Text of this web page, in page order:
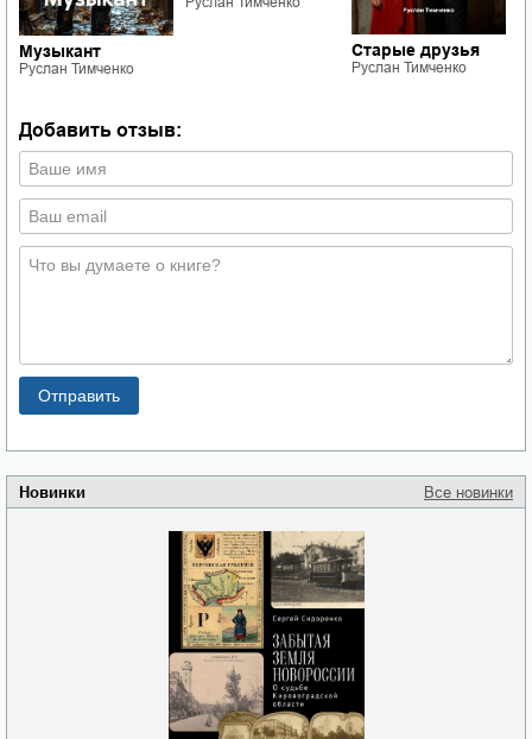
Новинки Все новинки
Забытая земля
Новоросии: о
судьбе
Кировоградской
области
Музыкант
Руслан Тимченко
Старые друзья
Руслан Тимченко
Добавить отзыв: